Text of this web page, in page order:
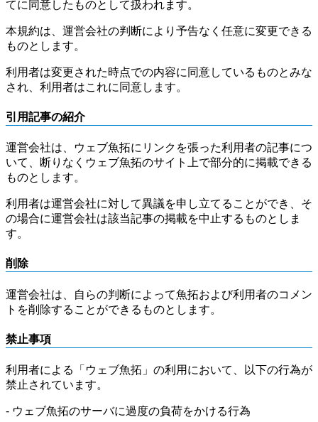
てに同意したものとして扱われます。
本規約は、運営会社の判断により予告なく任意に変更できる
ものとします。
利用者は変更された時点での内容に同意しているものとみな
され、利用者はこれに同意します。
引用記事の紹介
運営会社は、ウェブ魚拓にリンクを張った利用者の記事につ
いて、断りなくウェブ魚拓のサイト上で部分的に掲載できる
ものとします。
利用者は運営会社に対して異議を申し立てることができ、そ
の場合に運営会社は該当記事の掲載を中止するものとしま
す。
削除
運営会社は、自らの判断によって魚拓および利用者のコメン
トを削除することができるものとします。
禁止事項
利用者による「ウェブ魚拓」の利用において、以下の行為が
禁止されています。
- ウェブ魚拓のサーバに過度の負荷をかける行為